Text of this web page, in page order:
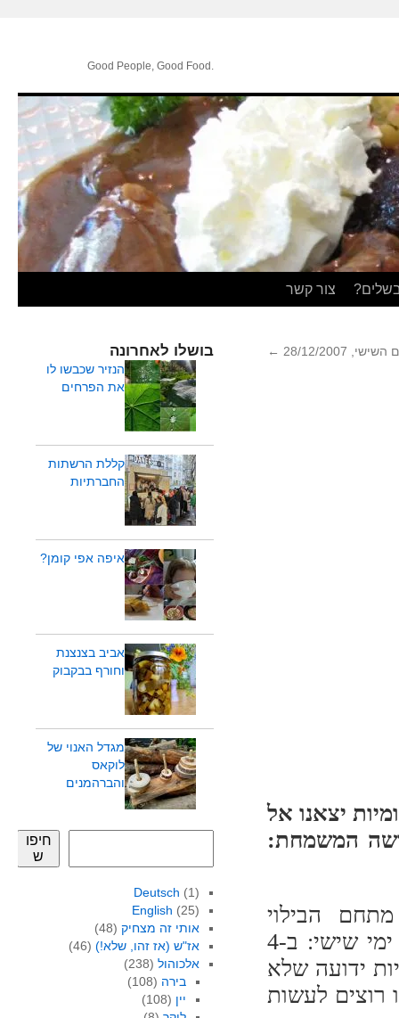
.Good People, Good Food
צור קשר
28/12/2007
←
יצאנו אל
המשמחת:
הבילוי
והתערוכות החדש שליד שכונת נווה-צדק – בשני ימי שישי: ב-4
ידועה שלא
רוצים לעשות
בושלו לאחרונה
הנזיר שכבשו לו
את הפרחים
קללת הרשתות
החברתיות
איפה אפי קומן?
אביב בצנצנת
וחורף בבקבוק
מגדל האנוי של
לוקאס
והברהמנים
חיפו
ש
Deutsch (1)
English (25)
אותי זה מצחיק(48)
אז"ש (אז זהו, שלא!)(46)
אלכוהול(238)
בירה (108)
יין (108)